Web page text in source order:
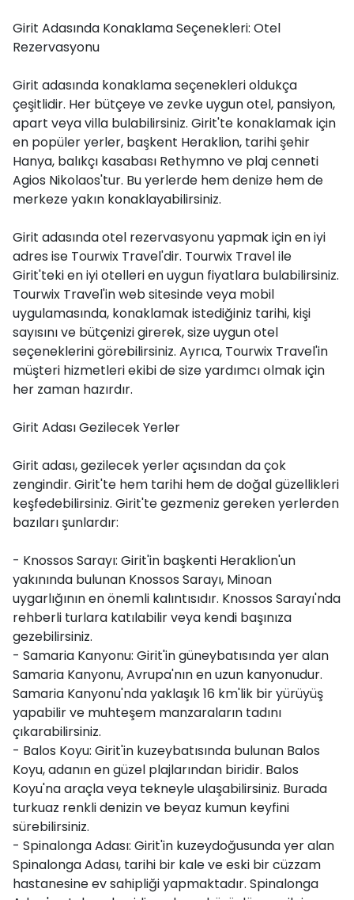
Girit Adasında Konaklama Seçenekleri: Otel
Rezervasyonu
Girit adasında konaklama seçenekleri oldukça
çeşitlidir. Her bütçeye ve zevke uygun otel, pansiyon,
apart veya villa bulabilirsiniz. Girit'te konaklamak için
en popüler yerler, başkent Heraklion, tarihi şehir
Hanya, balıkçı kasabası Rethymno ve plaj cenneti
Agios Nikolaos'tur. Bu yerlerde hem denize hem de
merkeze yakın konaklayabilirsiniz.
Girit adasında otel rezervasyonu yapmak için en iyi
adres ise Tourwix Travel'dir. Tourwix Travel ile
Girit'teki en iyi otelleri en uygun fiyatlara bulabilirsiniz.
Tourwix Travel'in web sitesinde veya mobil
uygulamasında, konaklamak istediğiniz tarihi, kişi
sayısını ve bütçenizi girerek, size uygun otel
seçeneklerini görebilirsiniz. Ayrıca, Tourwix Travel'in
müşteri hizmetleri ekibi de size yardımcı olmak için
her zaman hazırdır.
Girit Adası Gezilecek Yerler
Girit adası, gezilecek yerler açısından da çok
zengindir. Girit'te hem tarihi hem de doğal güzellikleri
keşfedebilirsiniz. Girit'te gezmeniz gereken yerlerden
bazıları şunlardır:
- Knossos Sarayı: Girit'in başkenti Heraklion'un
yakınında bulunan Knossos Sarayı, Minoan
uygarlığının en önemli kalıntısıdır. Knossos Sarayı'nda
rehberli turlara katılabilir veya kendi başınıza
gezebilirsiniz.
- Samaria Kanyonu: Girit'in güneybatısında yer alan
Samaria Kanyonu, Avrupa'nın en uzun kanyonudur.
Samaria Kanyonu'nda yaklaşık 16 km'lik bir yürüyüş
yapabilir ve muhteşem manzaraların tadını
çıkarabilirsiniz.
- Balos Koyu: Girit'in kuzeybatısında bulunan Balos
Koyu, adanın en güzel plajlarından biridir. Balos
Koyu'na araçla veya tekneyle ulaşabilirsiniz. Burada
turkuaz renkli denizin ve beyaz kumun keyfini
sürebilirsiniz.
- Spinalonga Adası: Girit'in kuzeydoğusunda yer alan
Spinalonga Adası, tarihi bir kale ve eski bir cüzzam
hastanesine ev sahipliği yapmaktadır. Spinalonga